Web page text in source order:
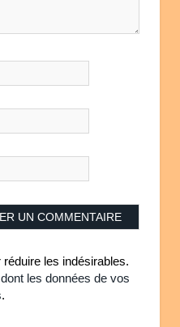
les indésirables.
les données de vos
.